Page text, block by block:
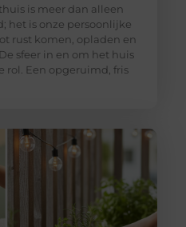
is meer dan alleen
het is onze persoonlijke
rust komen, opladen en
sfeer in en om het huis
rol. Een opgeruimd, fris